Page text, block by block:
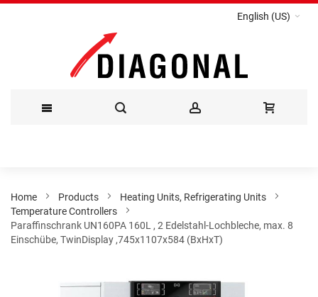
English (US)
Content
Home Products
Heating Units, Refrigerating Units
Temperature Controllers
Paraffinschrank UN160PA 160L , 2 Edelstahl-Lochbleche, max. 8
Einschübe, TwinDisplay ,745x1107x584 (BxHxT)